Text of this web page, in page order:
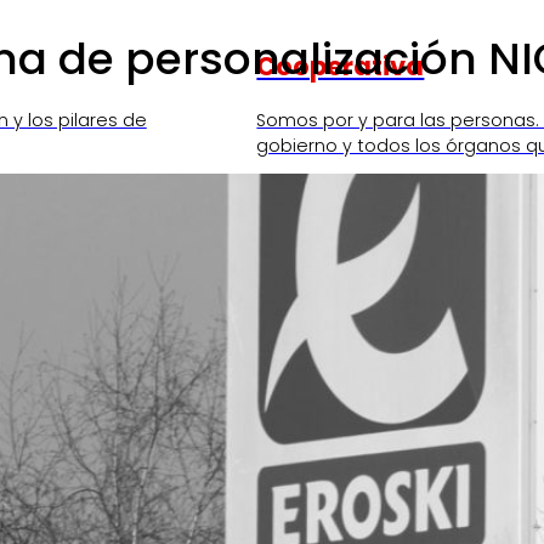
y los pilares de
Cooperativa
Somos por y para las
gobierno y todos los órganos
de personalización